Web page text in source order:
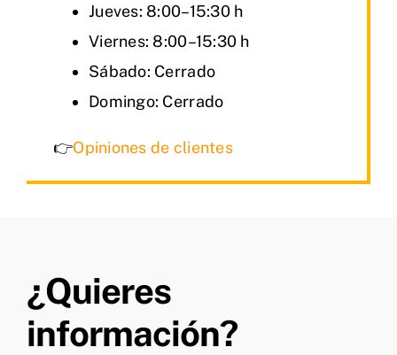
Jueves: 8:00–15:30 h
Viernes: 8:00–15:30 h
Sábado: Cerrado
Domingo: Cerrado
👉Opiniones de clientes
¿Quieres
información?